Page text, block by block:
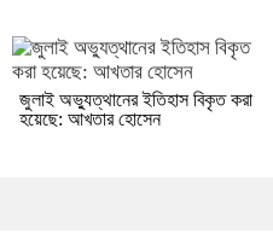
জুলাই অভ্যুত্থানের ইতিহাস বিকৃত করা
হয়েছে: আখতার হোসেন